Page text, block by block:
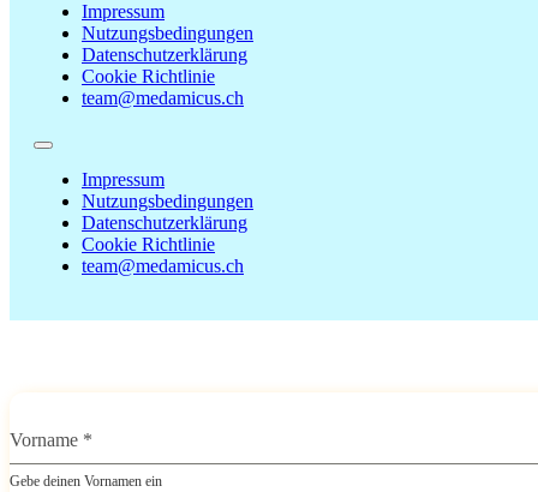
Impressum
Nutzungsbedingungen
Datenschutzerklärung
Cookie Richtlinie
team@medamicus.ch
Impressum
Nutzungsbedingungen
Datenschutzerklärung
Cookie Richtlinie
team@medamicus.ch
Vorname *
Gebe deinen Vornamen ein